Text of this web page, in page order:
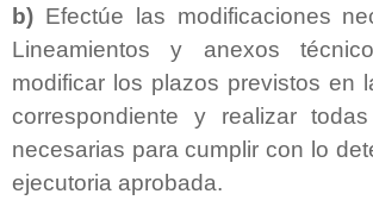
b) Efectúe las modificaciones
Lineamientos y anexos
modificar los plazos previstos en
correspondiente y realizar
necesarias para cumplir con lo
ejecutoria aprobada.